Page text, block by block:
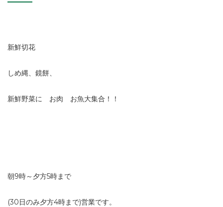
新鮮切花
しめ縄、鏡餅、
新鮮野菜に お肉 お魚大集合！！
朝9時～夕方5時まで
(30日のみ夕方4時まで)営業です。